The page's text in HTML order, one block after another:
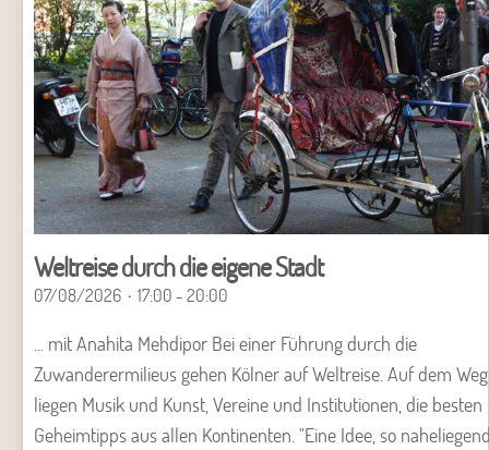
Weltreise durch die eigene Stadt
07/08/2026 17:00 - 20:00
... mit Anahita Mehdipor Bei einer Führung durch die
Zuwanderermilieus gehen Kölner auf Weltreise. Auf dem Weg
liegen Musik und Kunst, Vereine und Institutionen, die besten
Geheimtipps aus allen Kontinenten. "Eine Idee, so